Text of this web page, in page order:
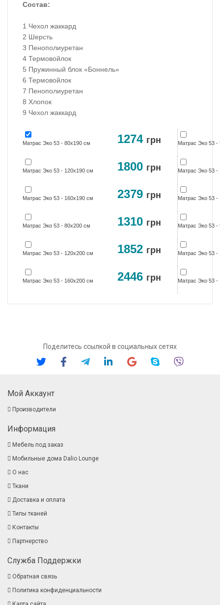
Состав:
1 Чехол жаккард
2 Шерсть
3 Пенополиуретан
4 Термовойлок
5 Пружинный блок «Боннель»
6 Термовойлок
7 Пенополиуретан
8 Хлопок
9 Чехол жаккард
Матрас Эко 53 - 80х190 см 1274 грн Матрас Эко 53 -
Матрас Эко 53 - 120х190 см 1800 грн Матрас Эко 53 -
Матрас Эко 53 - 160х190 см 2379 грн Матрас Эко 53 -
Матрас Эко 53 - 80х200 см 1310 грн Матрас Эко 53 -
Матрас Эко 53 - 120х200 см 1852 грн Матрас Эко 53 -
Матрас Эко 53 - 160х200 см 2446 грн Матрас Эко 53 -
Поделитесь ссылкой в социальных сетях
Мой Аккаунт
Производители
Информация
Мебель под заказ
Мобильные дома Dalio Lounge
О нас
Ткани
Доставка и оплата
Типы тканей
Контакты
Партнерство
Служба Поддержки
Обратная связь
Политика конфиденциальности